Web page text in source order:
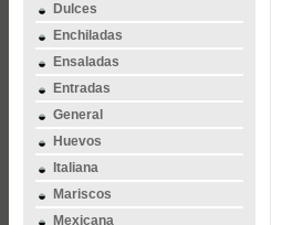
Dulces
Enchiladas
Ensaladas
Entradas
General
Huevos
Italiana
Mariscos
Mexicana